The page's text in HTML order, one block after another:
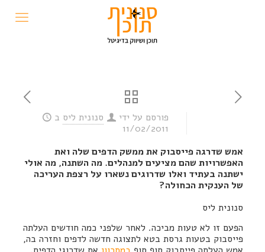
פורסם על ידי סנונית ליס ב
11/02/2011
אמש שדרגה פייסבוק את ממשק הדפים שלה ואת
האפשרויות שהם מציעים למנהלים. מה השתנה, מה אולי
ישתנה בעתיד ואלו שדרוגים נשארו על רצפת העריכה
של הענקית הכחולה?
סנונית ליס
הפעם זו לא טעות מביכה. לאחר שלפני כמה חודשים העלתה
פייסבוק בטעות גרסת בטא לתצוגה חדשה לדפים וחזרה בה,